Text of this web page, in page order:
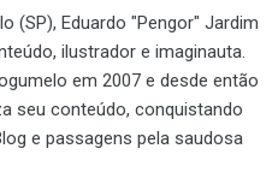
(SP), Eduardo "Pengor" Jardim
ilustrador e imaginauta.
em 2007 e desde então
seu conteúdo, conquistando
e passagens pela saudosa